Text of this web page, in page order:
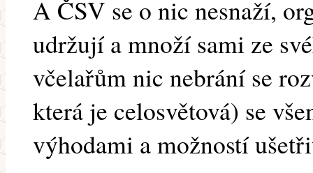
A ČSV se o nic nesnaží,
udržují a množí sami ze
včelařům nic nebrání se
která je celosvětová) se
výhodami a možností